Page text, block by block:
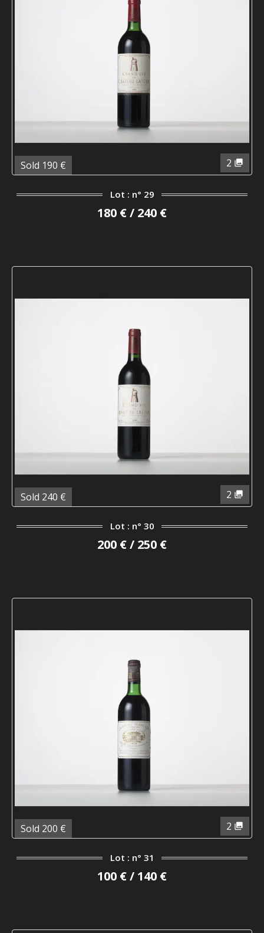
2
Sold 190 €
Lot : n° 29
180 € / 240 €
2
Sold 240 €
Lot : n° 30
200 € / 250 €
2
Sold 200 €
Lot : n° 31
100 € / 140 €